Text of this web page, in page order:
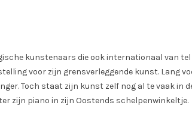
kunstenaars die ook internationaal van tel
voor zijn grensverleggende kunst. Lang
Toch staat zijn kunst zelf nog al te vaak in
zijn piano in zijn Oostends schelpenwinkeltje.